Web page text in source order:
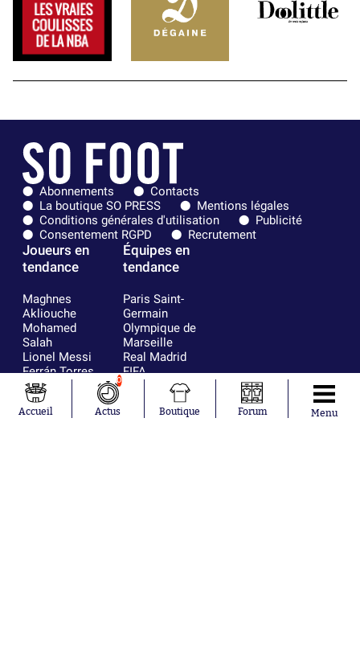
Abonnements
Contacts
La boutique SO PRESS
Mentions légales
Conditions générales d'utilisation
Publicité
Consentement RGPD
Recrutement
Joueurs en
tendance
Maghnes
Akliouche
Mohamed
Salah
Lionel Messi
Ferrán Torres
Kilian Corredor
Franco
Mastantuono
Équipes en
tendance
Paris Saint-
Germain
Olympique de
Marseille
Real Madrid
FIFA
Olympique
AS Monaco
Accueil
0
Actus Boutique Forum Menu